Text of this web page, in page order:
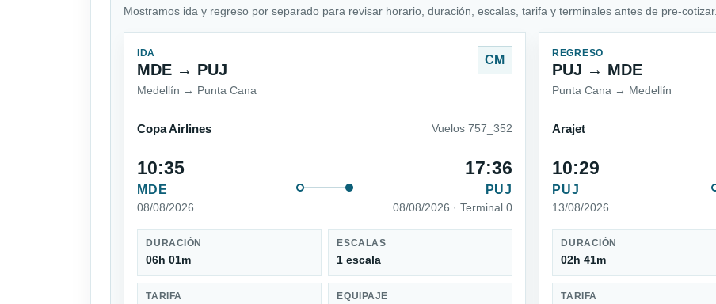
Mostramos ida y regreso por separado para revisar horario, duración, escalas, tarifa y terminales antes de pre-cotizar.
IDA
MDE → PUJ
Medellín → Punta Cana
CM
Copa Airlines Vuelos 757_352
10:35
MDE
08/08/2026
17:36
PUJ
08/08/2026 · Terminal 0
DURACIÓN
06h 01m
ESCALAS
1 escala
TARIFA
EQUIPAJE
REGRESO
PUJ → MDE
Punta Cana → Medellín
Arajet
10:29
PUJ
13/08/2026
DURACIÓN
02h 41m
TARIFA